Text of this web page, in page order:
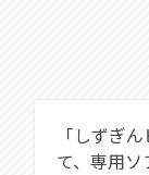
「しずぎ
て、専用ソ